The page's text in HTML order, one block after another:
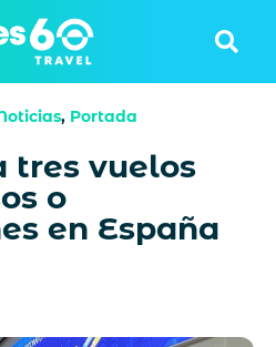
, Portada
tres vuelos
o
en España